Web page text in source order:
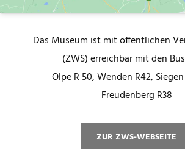
Das Museum ist mit öffentlichen
(ZWS) erreichbar mit den
Olpe R 50, Wenden R42, Siegen
Freudenberg R38
ZUR ZWS-WEBSEITE